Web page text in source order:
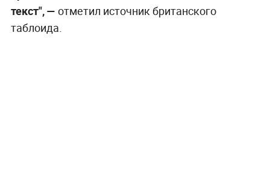
текст", — отметил источник британского
таблоида.